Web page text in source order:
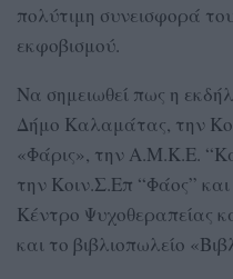
πολύτιμη συνεισφορά
εκφοβισμού.
Να σημειωθεί πως η
Δήμο Καλαμάτας, την
«Φάρις», την Α.Μ.Κ.Ε.
την Κοιν.Σ.Επ “Φάος”
Κέντρο Ψυχοθεραπείας
και το βιβλιοπωλείο